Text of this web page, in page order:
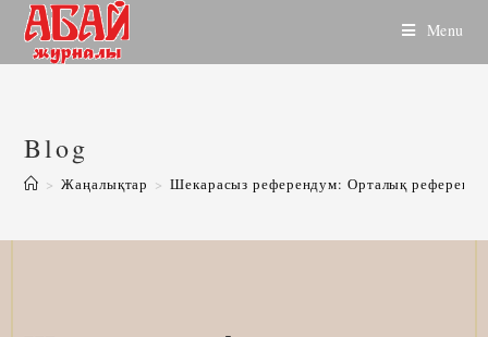
Skip
content
Menu
Blog
> Жаңалықтар > Шекарасыз референдум: Орталық